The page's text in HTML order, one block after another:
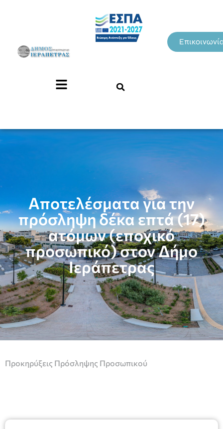
Αποτελέσματα για την
πρόσληψη δέκα επτά (17)
ατόμων (εποχικό
προσωπικό) στον Δήμο
Ιεράπετρας
Προκηρύξεις Πρόσληψης Προσωπικού